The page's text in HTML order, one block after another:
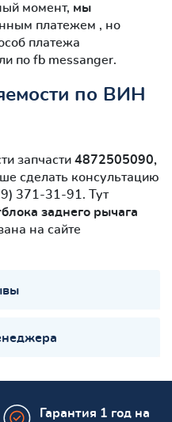
момент, мы
платежем , но
платежа
по fb messanger.
по ВИН
запчасти 4872505090,
сделать консультацию
371-31-91. Тут
заднего рычага
на сайте
Гарантия 1 год на